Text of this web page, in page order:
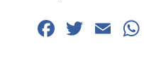
F
T
E